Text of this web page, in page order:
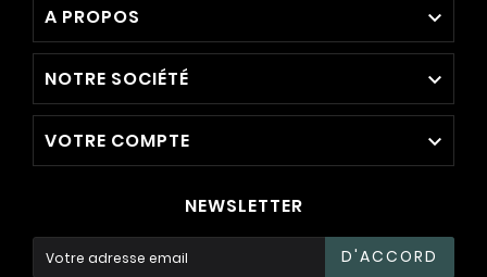
A PROPOS 
NOTRE SOCIÉTÉ 
VOTRE COMPTE 
NEWSLETTER
D'ACCORD